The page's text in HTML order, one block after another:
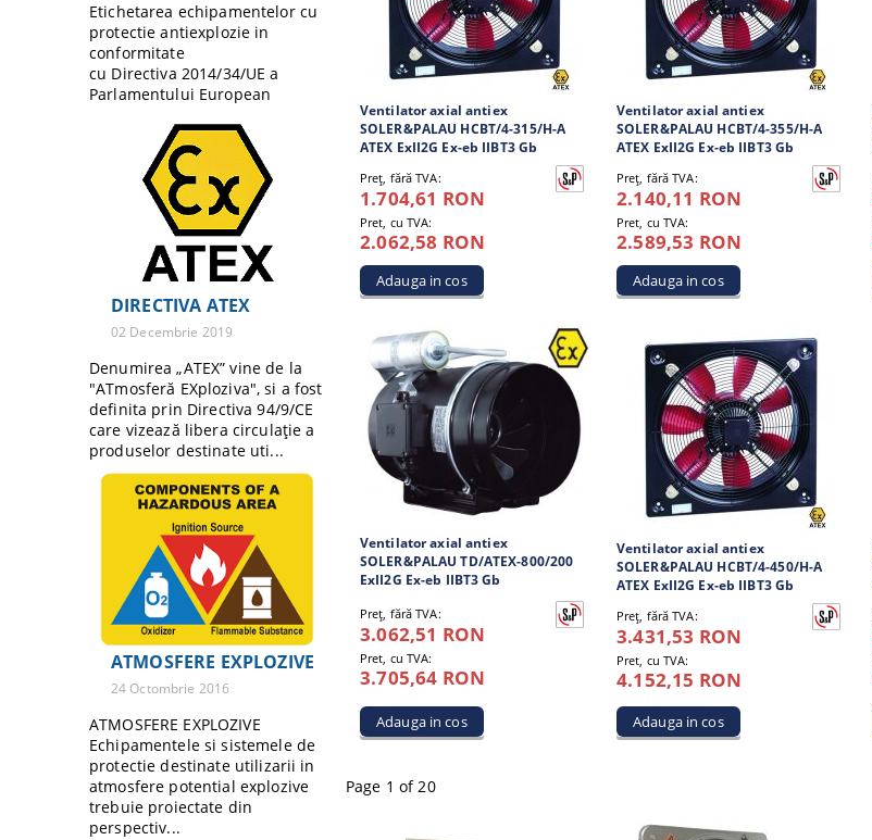
Etichetarea echipamentelor cu
protectie antiexplozie in
conformitate
cu Directiva 2014/34/UE a
Parlamentului European
DIRECTIVA ATEX
02 Decembrie 2019
Denumirea „ATEX” vine de la
"ATmosferă EXploziva", si a fost
definita prin Directiva 94/9/CE
care vizează libera circulație a
produselor destinate uti...
ATMOSFERE EXPLOZIVE
24 Octombrie 2016
ATMOSFERE EXPLOZIVE
Echipamentele si sistemele de
protectie destinate utilizarii in
atmosfere potential explozive
trebuie proiectate din
perspectiv...
Ventilator axial antiex
SOLER&PALAU HCBT/4-315/H-A
ATEX ExII2G Ex-eb IIBT3 Gb
Preţ, fără TVA:
1.704,61 RON
Pret, cu TVA:
2.062,58 RON
Ventilator axial antiex
SOLER&PALAU HCBT/4-355/H-A
ATEX ExII2G Ex-eb IIBT3 Gb
Preţ, fără TVA:
2.140,11 RON
Pret, cu TVA:
2.589,53 RON
Ventilator axial antiex
SOLER&PALAU TD/ATEX-800/200
ExII2G Ex-eb IIBT3 Gb
Preţ, fără TVA:
3.062,51 RON
Pret, cu TVA:
3.705,64 RON
Ventilator axial antiex
SOLER&PALAU HCBT/4-450/H-A
ATEX ExII2G Ex-eb IIBT3 Gb
Preţ, fără TVA:
3.431,53 RON
Pret, cu TVA:
4.152,15 RON
Page 1 of 20